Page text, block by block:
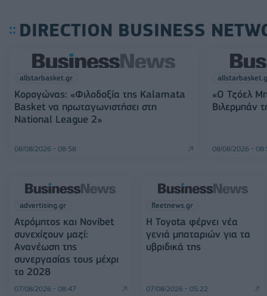
DIRECTION BUSINESS
allstarbasket.gr
Κορογώνας: «Φιλοδοξία της Kalamata
Basket να πρωταγωνιστήσει στη
National League 2»
08/08/2026 - 08:58
«Ο Τζόελ
Βιλερμπάν
08/08/2026 -
advertising.gr
Ατρόμητος και Novibet
συνεχίζουν μαζί:
Ανανέωση της
συνεργασίας τους μέχρι
το 2028
07/08/2026 - 08:47
fleetnews.gr
Η Toyota φέρνει νέα
γενιά μπαταριών για τα
υβριδικά της
07/08/2026 - 05:22